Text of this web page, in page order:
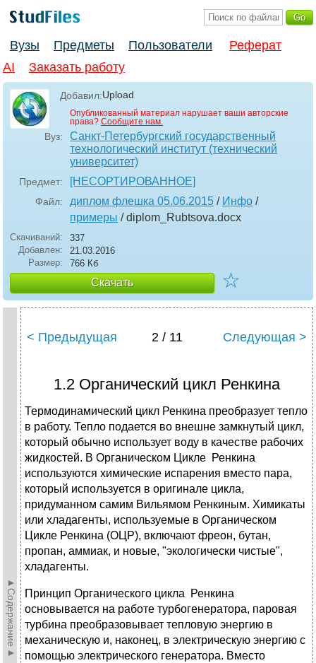
Вузы Предметы Пользователи
Реферат
AI
Заказать работу
Добавил:Upload
Опубликованный материал нарушает ваши авторские
права? Сообщите нам.
Вуз:
Санкт-Петербургский государственный
технологический институт (технический
университет)
Предмет: [НЕСОРТИРОВАННОЕ]
Файл: диплом флешка 05.06.2015 / Инфо /
примеры / diplom_Rubtsova.docx
Скачиваний:
337
Добавлен:
21.03.2016
Размер:
766 Кб
Скачать ☆
►Содержание►
< Предыдущая 2 / 11 Следующая >
1.2 Органический цикл Ренкина
Термодинамический цикл Ренкина преобразует тепло
в работу. Тепло подается во внешне замкнутый цикл,
который обычно использует воду в качестве рабочих
жидкостей. В Органическом Цикле Ренкина
используются химические испарения вместо пара,
который используется в оригинале цикла,
придуманном самим Вильямом Ренкиным. Химикаты
или хладагенты, используемые в Органическом
Цикле Ренкина (ОЦР), включают фреон, бутан,
пропан, аммиак, и новые, "экологически чистые",
хладагенты.
Принцип Органического цикла Ренкина
основывается на работе турбогенератора, паровая
турбина преобразовывает тепловую энергию в
механическую и, наконец, в электрическую энергию с
помощью электрического генератора. Вместо